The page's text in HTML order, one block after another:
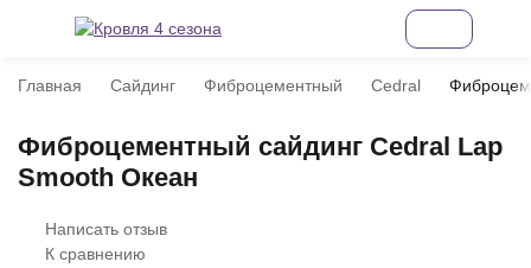
Главная Сайдинг Фиброцементный Cedral
Фиброцементный сайдинг Cedral Lap
Smooth Океан
Написать отзыв
К сравнению